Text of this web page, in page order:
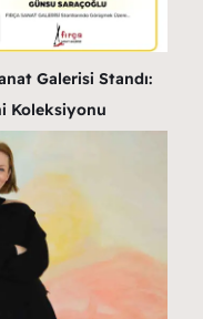
Galerisi Standı:
Koleksiyonu